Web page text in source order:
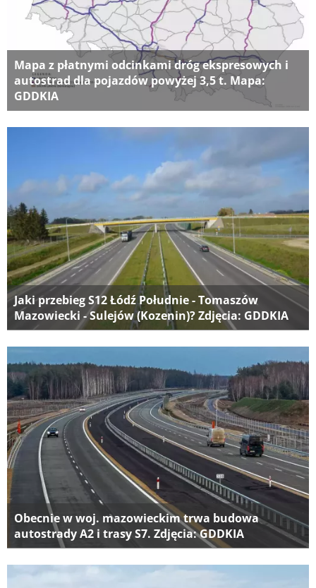
Mapa z płatnymi odcinkami dróg ekspresowych i
autostrad dla pojazdów powyżej 3,5 t. Mapa:
GDDKIA
Jaki przebieg S12 Łódź Południe - Tomaszów
Mazowiecki - Sulejów (Kozenin)? Zdjęcia: GDDKIA
Obecnie w woj. mazowieckim trwa budowa
autostrady A2 i trasy S7. Zdjęcia: GDDKIA